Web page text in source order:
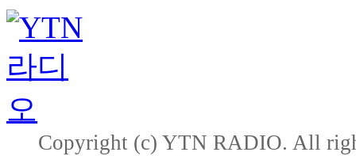
Copyright (c) YTN RADIO. All